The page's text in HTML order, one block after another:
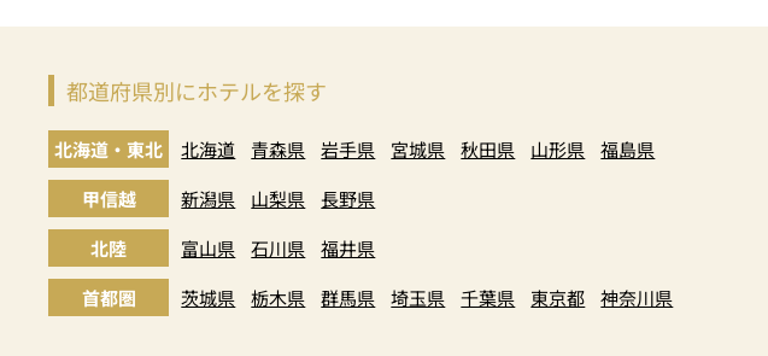
都道府県別にホテルを探す
北海道・東北 北海道 青森県 岩手県 宮城県 秋田県 山形県
福島県
甲信越
新潟県 山梨県
長野県
北陸
富山県 石川県
福井県
首都圏
茨城県 栃木県 群馬県 埼玉県 千葉県 東京都 神奈川県